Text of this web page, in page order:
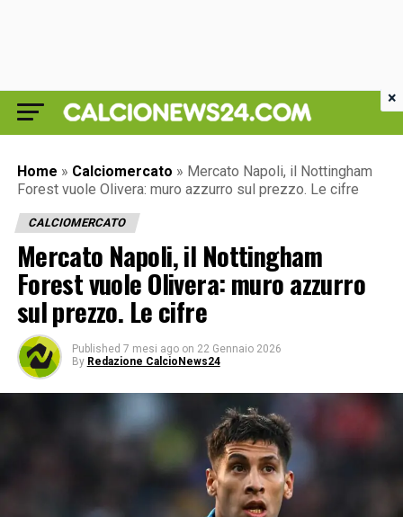
Home » Calciomercato » Mercato Napoli, il Nottingham
Forest vuole Olivera: muro azzurro sul prezzo. Le cifre
CALCIOMERCATO
Mercato Napoli, il Nottingham
Forest vuole Olivera: muro azzurro
sul prezzo. Le cifre
Published 7 mesi ago on 22 Gennaio 2026
By Redazione CalcioNews24
×